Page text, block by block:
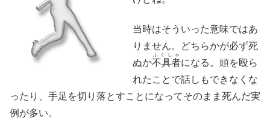
当時はそういった意味ではあ
りません。どちらかが必ず死
ぬか不具者
ふぐしゃ
になる。頭を殴ら
れたことで話しもできなくな
ったり、手足を切り落とすことになってそのまま死んだ実
例が多い。